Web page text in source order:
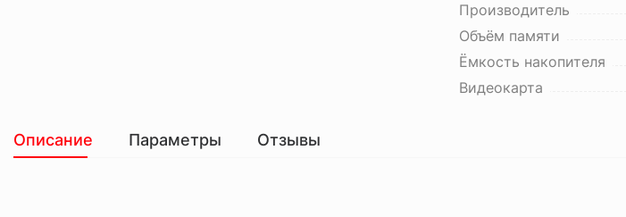
Производитель
Объём памяти
Ёмкость накопителя
Видеокарта
Описание Параметры Отзывы